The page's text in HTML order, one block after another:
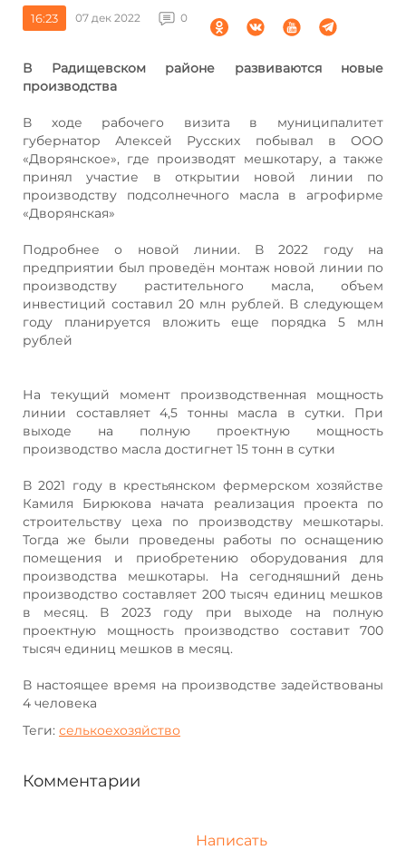
16:23 07 дек 2022 0
В Радищевском районе развиваются новые
производства
В ходе рабочего визита в муниципалитет
губернатор Алексей Русских побывал в ООО
«Дворянское», где производят мешкотару, а также
принял участие в открытии новой линии по
производству подсолнечного масла в агрофирме
«Дворянская»
Подробнее о новой линии. В 2022 году на
предприятии был проведён монтаж новой линии по
производству растительного масла, объем
инвестиций составил 20 млн рублей. В следующем
году планируется вложить еще порядка 5 млн
рублей
На текущий момент производственная мощность
линии составляет 4,5 тонны масла в сутки. При
выходе на полную проектную мощность
производство масла достигнет 15 тонн в сутки
В 2021 году в крестьянском фермерском хозяйстве
Камиля Бирюкова начата реализация проекта по
строительству цеха по производству мешкотары.
Тогда же были проведены работы по оснащению
помещения и приобретению оборудования для
производства мешкотары. На сегодняшний день
производство составляет 200 тысяч единиц мешков
в месяц. В 2023 году при выходе на полную
проектную мощность производство составит 700
тысяч единиц мешков в месяц.
В настоящее время на производстве задействованы
4 человека
Теги: селькоехозяйство
Комментарии
Написать